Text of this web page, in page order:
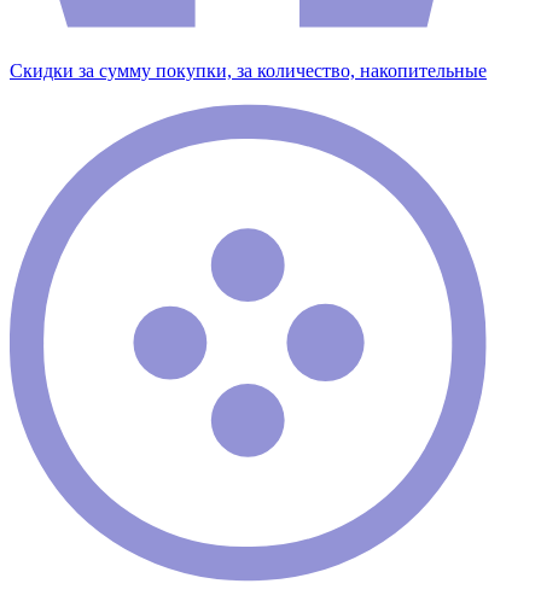
Скидки за сумму покупки, за количество, накопительные